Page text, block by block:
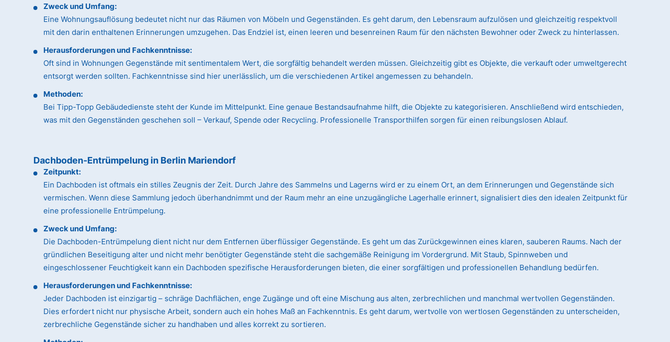
Zweck und Umfang:
Eine Wohnungsauflösung bedeutet nicht nur das Räumen von Möbeln und Gegenständen. Es geht darum, den Lebensraum aufzulösen und gleichzeitig respektvoll
mit den darin enthaltenen Erinnerungen umzugehen. Das Endziel ist, einen leeren und besenreinen Raum für den nächsten Bewohner oder Zweck zu hinterlassen.
Herausforderungen und Fachkenntnisse:
Oft sind in Wohnungen Gegenstände mit sentimentalem Wert, die sorgfältig behandelt werden müssen. Gleichzeitig gibt es Objekte, die verkauft oder umweltgerecht
entsorgt werden sollten. Fachkenntnisse sind hier unerlässlich, um die verschiedenen Artikel angemessen zu behandeln.
Methoden:
Bei Tipp-Topp Gebäudedienste steht der Kunde im Mittelpunkt. Eine genaue Bestandsaufnahme hilft, die Objekte zu kategorisieren. Anschließend wird entschieden,
was mit den Gegenständen geschehen soll – Verkauf, Spende oder Recycling. Professionelle Transporthilfen sorgen für einen reibungslosen Ablauf.
Dachboden-Entrümpelung in Berlin Mariendorf
Zeitpunkt:
Ein Dachboden ist oftmals ein stilles Zeugnis der Zeit. Durch Jahre des Sammelns und Lagerns wird er zu einem Ort, an dem Erinnerungen und Gegenstände sich
vermischen. Wenn diese Sammlung jedoch überhandnimmt und der Raum mehr an eine unzugängliche Lagerhalle erinnert, signalisiert dies den idealen Zeitpunkt für
eine professionelle Entrümpelung.
Zweck und Umfang:
Die Dachboden-Entrümpelung dient nicht nur dem Entfernen überflüssiger Gegenstände. Es geht um das Zurückgewinnen eines klaren, sauberen Raums. Nach der
gründlichen Beseitigung alter und nicht mehr benötigter Gegenstände steht die sachgemäße Reinigung im Vordergrund. Mit Staub, Spinnweben und
eingeschlossener Feuchtigkeit kann ein Dachboden spezifische Herausforderungen bieten, die einer sorgfältigen und professionellen Behandlung bedürfen.
Herausforderungen und Fachkenntnisse:
Jeder Dachboden ist einzigartig – schräge Dachflächen, enge Zugänge und oft eine Mischung aus alten, zerbrechlichen und manchmal wertvollen Gegenständen.
Dies erfordert nicht nur physische Arbeit, sondern auch ein hohes Maß an Fachkenntnis. Es geht darum, wertvolle von wertlosen Gegenständen zu unterscheiden,
zerbrechliche Gegenstände sicher zu handhaben und alles korrekt zu sortieren.